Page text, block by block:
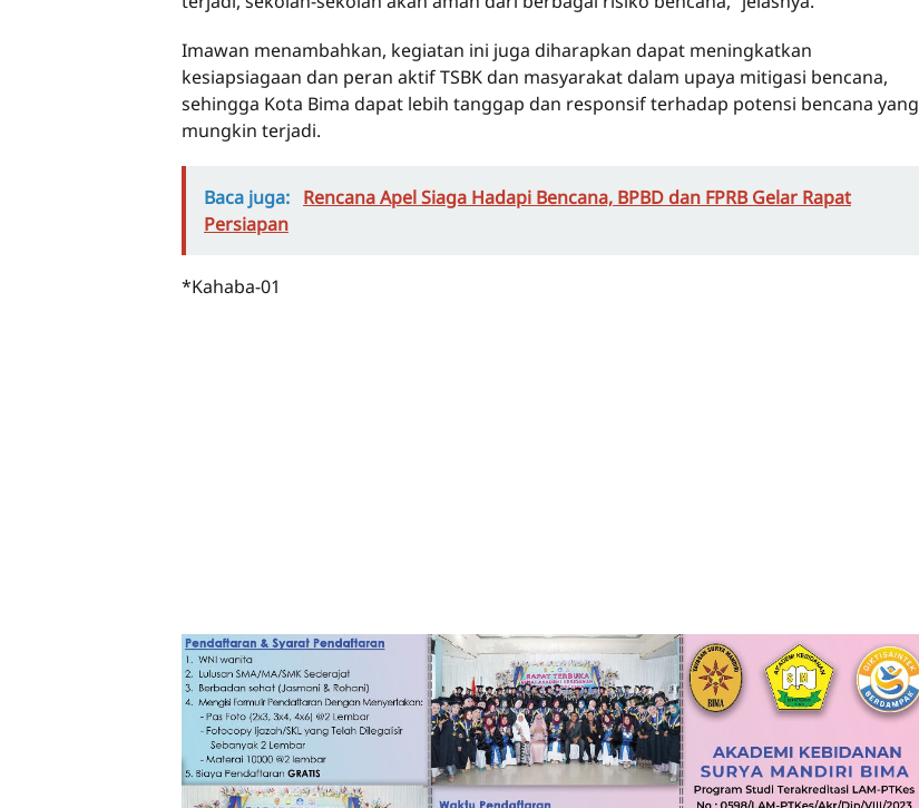
Imawan menambahkan, kegiatan ini juga diharapkan dapat meningkatkan
kesiapsiagaan dan peran aktif TSBK dan masyarakat dalam upaya mitigasi bencana,
sehingga Kota Bima dapat lebih tanggap dan responsif terhadap potensi bencana yang
mungkin terjadi.
Baca juga: Rencana Apel Siaga Hadapi Bencana, BPBD dan FPRB Gelar Rapat
Persiapan
*Kahaba-01